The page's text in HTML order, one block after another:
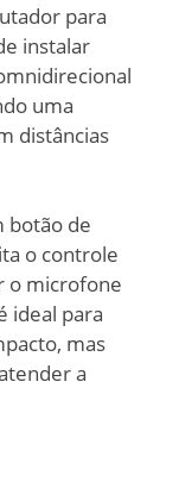
para
instalar
uma
distâncias
botão de
o controle
o microfone
ideal para
mas
a